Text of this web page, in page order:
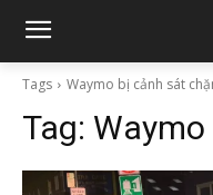
Tags Waymo bị cảnh sát
Tag: